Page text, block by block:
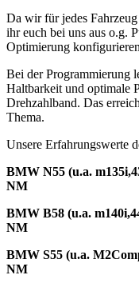
Da wir für jedes
ihr euch bei uns aus o.g.
Optimierung
Bei der Programmierung
Haltbarkeit und optimale
Drehzahlband. Das
Thema.
Unsere Erfahrungswerte
BMW N55 (u.a.
NM
BMW B58 (u.a.
NM
BMW S55 (u.a.
NM